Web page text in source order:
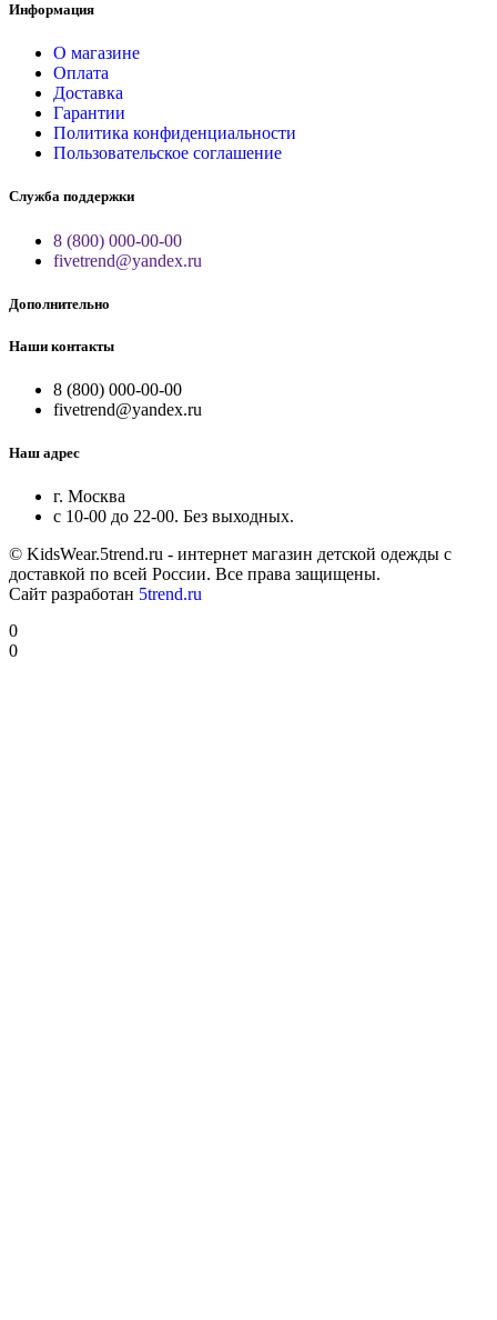
Информация
О магазине
Оплата
Доставка
Гарантии
Политика конфиденциальности
Пользовательское соглашение
Служба поддержки
8 (800) 000-00-00
fivetrend@yandex.ru
Дополнительно
Наши контакты
8 (800) 000-00-00
fivetrend@yandex.ru
Наш адрес
г. Москва
с 10-00 до 22-00. Без выходных.
© KidsWear.5trend.ru - интернет магазин детской одежды с
доставкой по всей России. Все права защищены.
Сайт разработан 5trend.ru
0
0